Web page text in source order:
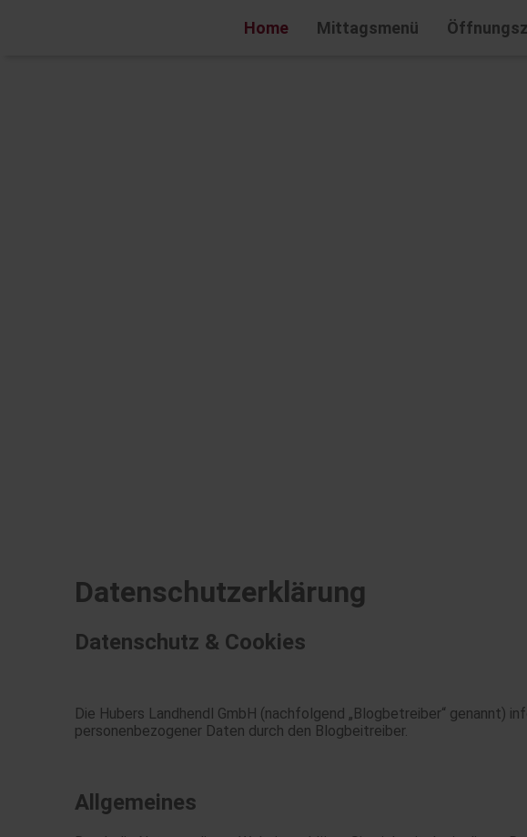
Home Mittagsmenü
Datenschutzerklärung
Datenschutz & Cookies
Die Hubers Landhendl GmbH (nachfolgend „Blogbetreiber“ genannt)
personenbezogener Daten durch den Blogbeitreiber.
Allgemeines